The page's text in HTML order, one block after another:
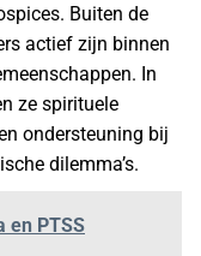
Buiten de
actief zijn binnen
In
ze spirituele
ondersteuning bij
dilemma’s.
en PTSS